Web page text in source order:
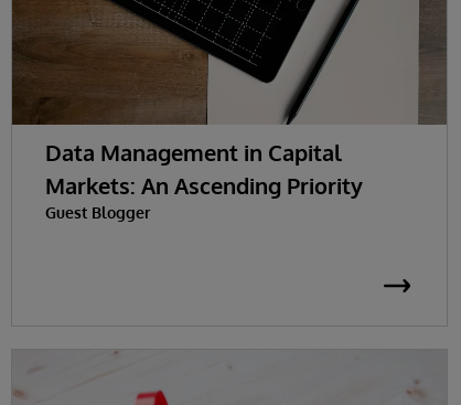
Data Management in Capital
Markets: An Ascending Priority
Guest Blogger